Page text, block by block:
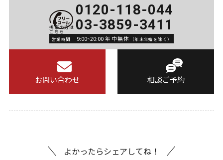
0120-118-044
03-3859-3411
営業時間 9:00~20:00 年中無休 （年末年始を除く）
お問い合わせ 相談ご予約
よかったらシェアしてね！